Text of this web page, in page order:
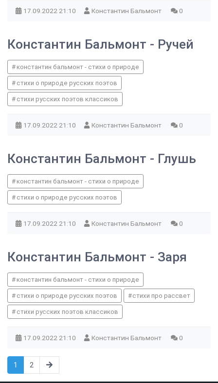
17.09.2022 21:10 Константин Бальмонт 0
Константин Бальмонт - Ручей
константин бальмонт - стихи о природе
стихи о природе русских поэтов
стихи русских поэтов классиков
17.09.2022 21:10 Константин Бальмонт 0
Константин Бальмонт - Глушь
константин бальмонт - стихи о природе
стихи о природе русских поэтов
17.09.2022 21:10 Константин Бальмонт 0
Константин Бальмонт - Заря
константин бальмонт - стихи о природе
стихи о природе русских поэтов стихи про рассвет
стихи русских поэтов классиков
17.09.2022 21:10 Константин Бальмонт 0
1 2